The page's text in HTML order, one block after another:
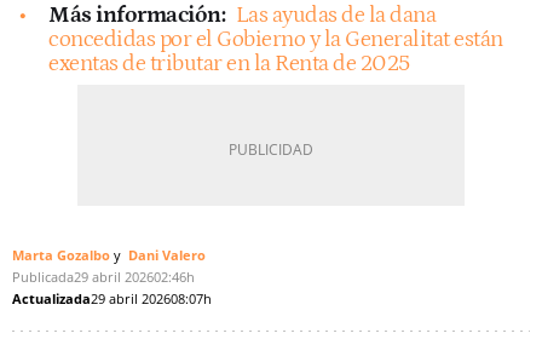
Más información: Las ayudas de la dana
concedidas por el Gobierno y la Generalitat están
exentas de tributar en la Renta de 2025
Marta Gozalbo
Dani Valero
Publicada29 abril 202602:46h
Actualizada29 abril 202608:07h